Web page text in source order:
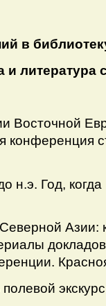
в
и литература
Восточной
конференция
н.э. Год,
Азии: